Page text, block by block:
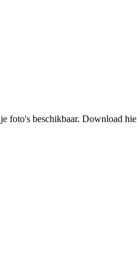
foto's beschikbaar. Download